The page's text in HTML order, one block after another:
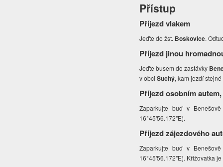
Přístup
Příjezd vlakem
Jeďte do žst. Boskovice.
Příjezd jinou
Jeďte busem do zastávky
v obciSuchý, kam jezdí
Příjezd osobním
Zaparkujte buď v
16°45'56.172"E).
Příjezd zájezdového
Zaparkujte buď v
16°45'56.172"E). Křižovatka